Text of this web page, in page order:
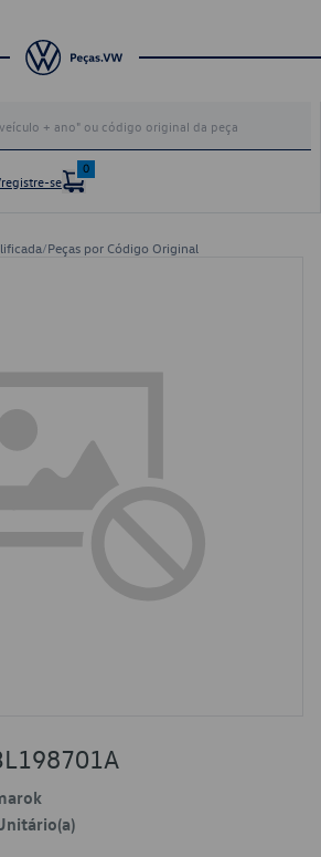
se
0
/Peças por Código Original